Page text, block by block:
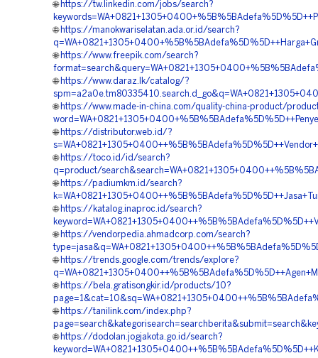
🌐 https://tw.linkedin.com/jobs/search?
🌐 https://manokwariselatan.ada.or.id/search?
🌐 https://www.freepik.com/search?
🌐 https://www.daraz.lk/catalog/?
🌐 https://www.made-in-china.com/quality-china-product/
🌐 https://distributor.web.id/?
🌐 https://toco.id/id/search?
q=product/
🌐 https://padiumkm.id/search?
🌐 https://katalog.inaproc.id/search?
🌐 https://vendorpedia.ahmadcorp.com/search?
🌐 https://trends.google.com/trends/explore?
🌐 https://bela.gratisongkir.id/products/10?
🌐 https://tanilink.com/index.php?
🌐 https://dodolan.jogjakota.go.id/search?